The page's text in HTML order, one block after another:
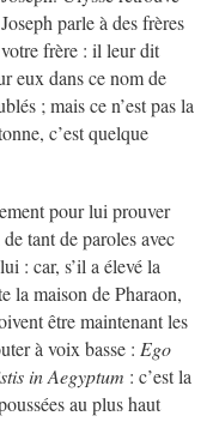
parle à des frères
frère : il leur dit
eux dans ce nom de
; mais ce n’est pas la
c’est quelque
pour lui prouver
tant de paroles avec
: car, s’il a élevé la
la maison de Pharaon,
être maintenant les
à voix basse : Ego
in Aegyptum : c’est la
au plus haut